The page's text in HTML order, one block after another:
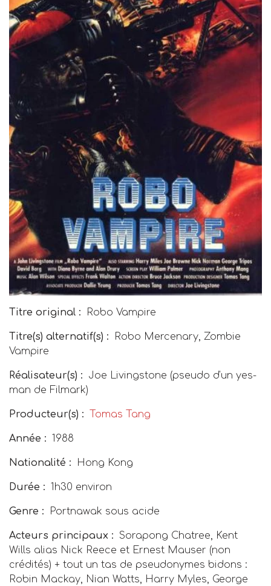
Titre original : Robo Vampire
Titre(s) alternatif(s) : Robo Mercenary, Zombie
Vampire
Réalisateur(s) :
Joe Livingstone (pseudo d'un yes-
man de Filmark)
Producteur(s) : Tomas Tang
Année : 1988
Nationalité : Hong Kong
Durée : 1h30 environ
Genre : Portnawak sous acide
Acteurs principaux :
Sorapong Chatree, Kent
Wills alias Nick Reece et Ernest Mauser (non
crédités) + tout un tas de pseudonymes bidons :
Robin Mackay, Nian Watts, Harry Myles, George